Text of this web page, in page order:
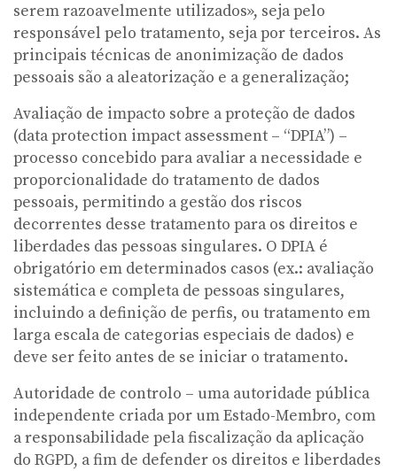
serem razoavelmente utilizados», seja pelo
responsável pelo tratamento, seja por terceiros. As
principais técnicas de anonimização de dados
pessoais são a aleatorização e a generalização;
Avaliação de impacto sobre a proteção de dados
(data protection impact assessment – “DPIA”) –
processo concebido para avaliar a necessidade e
proporcionalidade do tratamento de dados
pessoais, permitindo a gestão dos riscos
decorrentes desse tratamento para os direitos e
liberdades das pessoas singulares. O DPIA é
obrigatório em determinados casos (ex.: avaliação
sistemática e completa de pessoas singulares,
incluindo a definição de perfis, ou tratamento em
larga escala de categorias especiais de dados) e
deve ser feito antes de se iniciar o tratamento.
Autoridade de controlo – uma autoridade pública
independente criada por um Estado-Membro, com
a responsabilidade pela fiscalização da aplicação
do RGPD, a fim de defender os direitos e liberdades